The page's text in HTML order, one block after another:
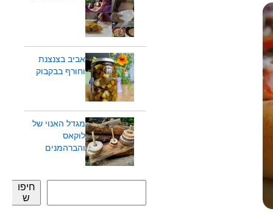
אביב בצנצנת
וחורף בבקבוק
מגדל האנוי של
לוקאס
והברהמנים
חיפו
ש